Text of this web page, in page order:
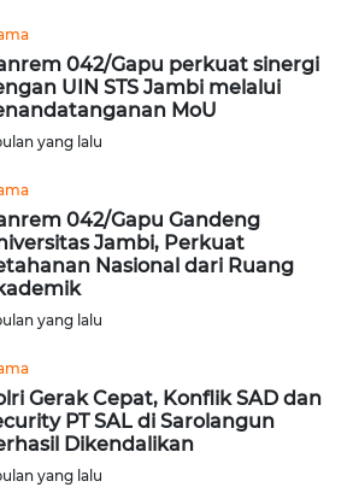
042/Gapu perkuat sinergi
UIN STS Jambi melalui
MoU
yang lalu
042/Gapu Gandeng
Jambi, Perkuat
Nasional dari Ruang
yang lalu
Gerak Cepat, Konflik SAD dan
PT SAL di Sarolangun
Dikendalikan
yang lalu